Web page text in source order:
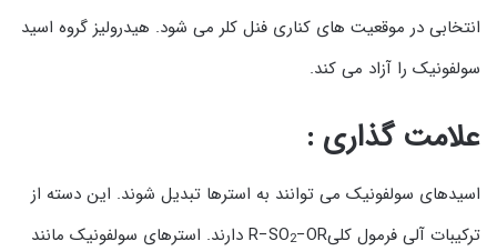
انتخابی در موقعیت های کناری فنل کلر می شود. هیدرولیز گروه اسید
سولفونیک را آزاد می کند.
علامت گذاری :
اسیدهای سولفونیک می توانند به استرها تبدیل شوند. این دسته از
ترکیبات آلی فرمول کلیR−SO
2
−OR دارند. استرهای سولفونیک مانند